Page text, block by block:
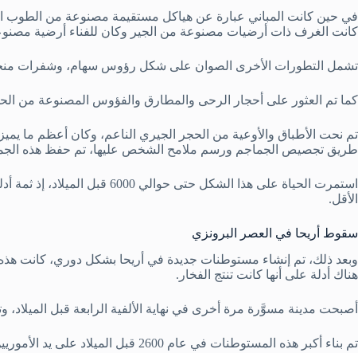
في حين كانت المباني عبارة عن هياكل مستقيمة مصنوعة من
كانت الغرف ذات أرضيات مصنوعة من الجير وكان للفناء أرضية
تشمل التطورات الأخرى الصوان على شكل رؤوس سهام، وشفرات
كما تم العثور على أحجار الرحى والمطارق والفؤوس المصنوعة من
تم نحت الأطباق والأوعية من الحجر الجيري الناعم، وكان أعظم ما
طريق تجصيص الجماجم ورسم ملامح الشخص عليها، تم حفظ هذه
الأقل.
سقوط أريحا في العصر البرونزي
وبعد ذلك، تم إنشاء مستوطنات جديدة في أريحا بشكل دوري، كانت
هناك أدلة على أنها كانت تنتج الفخار.
أصبحت مدينة مسوَّرة مرة أخرى في نهاية الألفية الرابعة قبل الميلاد،
تم بناء أكبر هذه المستوطنات في عام 2600 قبل الميلاد على يد الأموريين.